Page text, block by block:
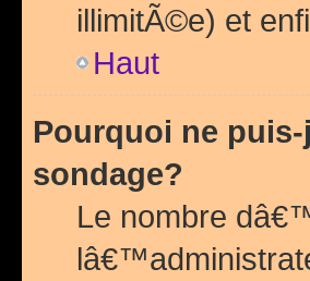
illimitÃ©e) et
Haut
Pourquoi ne
sondage?
Le nombre